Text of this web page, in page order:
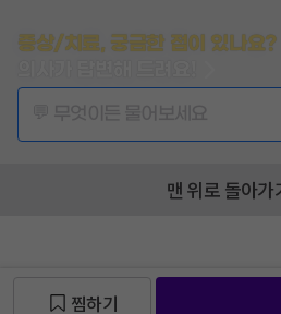
증상/치료, 궁금한 점이 있나요?
맨 위로 돌아가
찜하기